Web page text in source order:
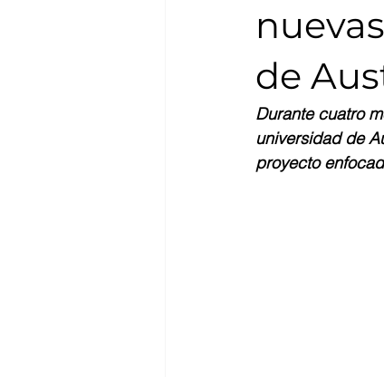
Colaboración Internacional
Equidad de
de
Durante cuatro
universidad de
proyecto